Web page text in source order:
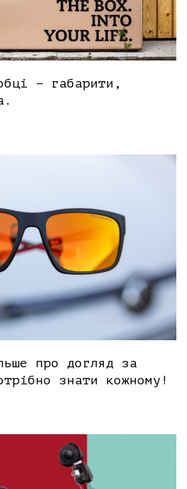
– габарити,
про догляд за
знати кожному!